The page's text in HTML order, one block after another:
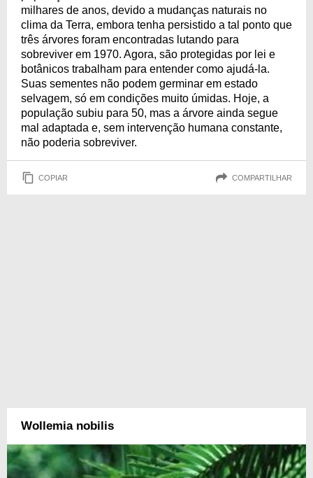
milhares de anos, devido a mudanças naturais no
clima da Terra, embora tenha persistido a tal ponto que
três árvores foram encontradas lutando para
sobreviver em 1970. Agora, são protegidas por lei e
botânicos trabalham para entender como ajudá-la.
Suas sementes não podem germinar em estado
selvagem, só em condições muito úmidas. Hoje, a
população subiu para 50, mas a árvore ainda segue
mal adaptada e, sem intervenção humana constante,
não poderia sobreviver.
COPIAR COMPARTILHAR
Wollemia nobilis